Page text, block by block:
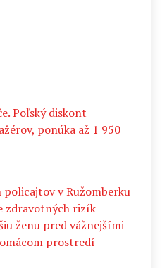
Poľský diskont
ponúka až 1 950
policajtov v Ružomberku
zdravotných rizík
ženu pred vážnejšími
prostredí